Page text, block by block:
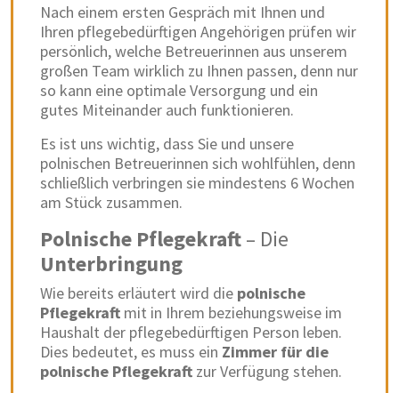
Nach einem ersten Gespräch mit Ihnen und
Ihren pflegebedürftigen Angehörigen prüfen wir
persönlich, welche Betreuerinnen aus unserem
großen Team wirklich zu Ihnen passen, denn nur
so kann eine optimale Versorgung und ein
gutes Miteinander auch funktionieren.
Es ist uns wichtig, dass Sie und unsere
polnischen Betreuerinnen sich wohlfühlen, denn
schließlich verbringen sie mindestens 6 Wochen
am Stück zusammen.
Polnische Pflegekraft – Die
Unterbringung
Wie bereits erläutert wird die polnische
Pflegekraft mit in Ihrem beziehungsweise im
Haushalt der pflegebedürftigen Person leben.
Dies bedeutet, es muss ein Zimmer für die
polnische Pflegekraft zur Verfügung stehen.